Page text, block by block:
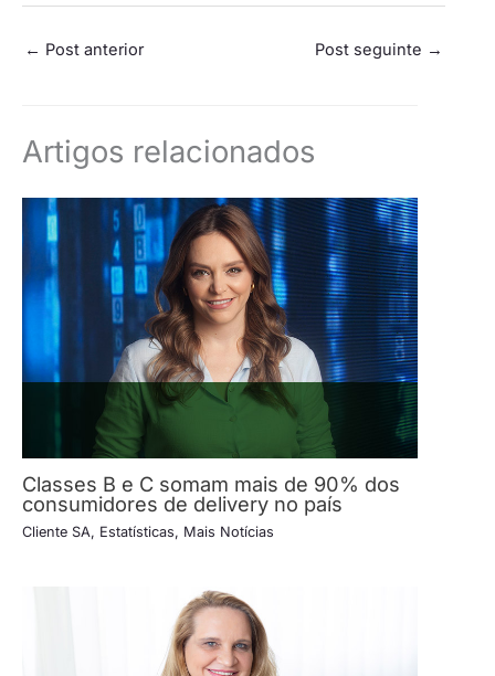
← Post anterior Post seguinte →
Artigos relacionados
Classes B e C somam mais de 90% dos
consumidores de delivery no país
Cliente SA, Estatísticas, Mais Notícias